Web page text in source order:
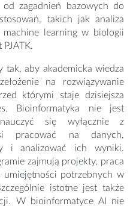
zagadnień bazowych do
takich jak analiza
machine learning w biologii
tak, aby akademicka wiedza
na rozwiązywanie
którymi staje dzisiejsza
Bioinformatyka nie jest
się wyłącznie z
pracować na danych,
i analizować ich wyniki.
zajmują projekty, praca
potrzebnych w
istotne jest także
W bioinformatyce AI nie